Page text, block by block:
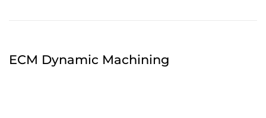
ECM Dynamic Machining